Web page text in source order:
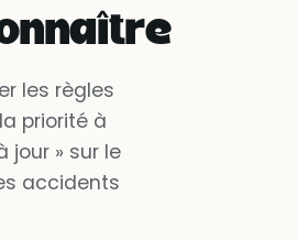
les règles
priorité à
jour » sur le
accidents